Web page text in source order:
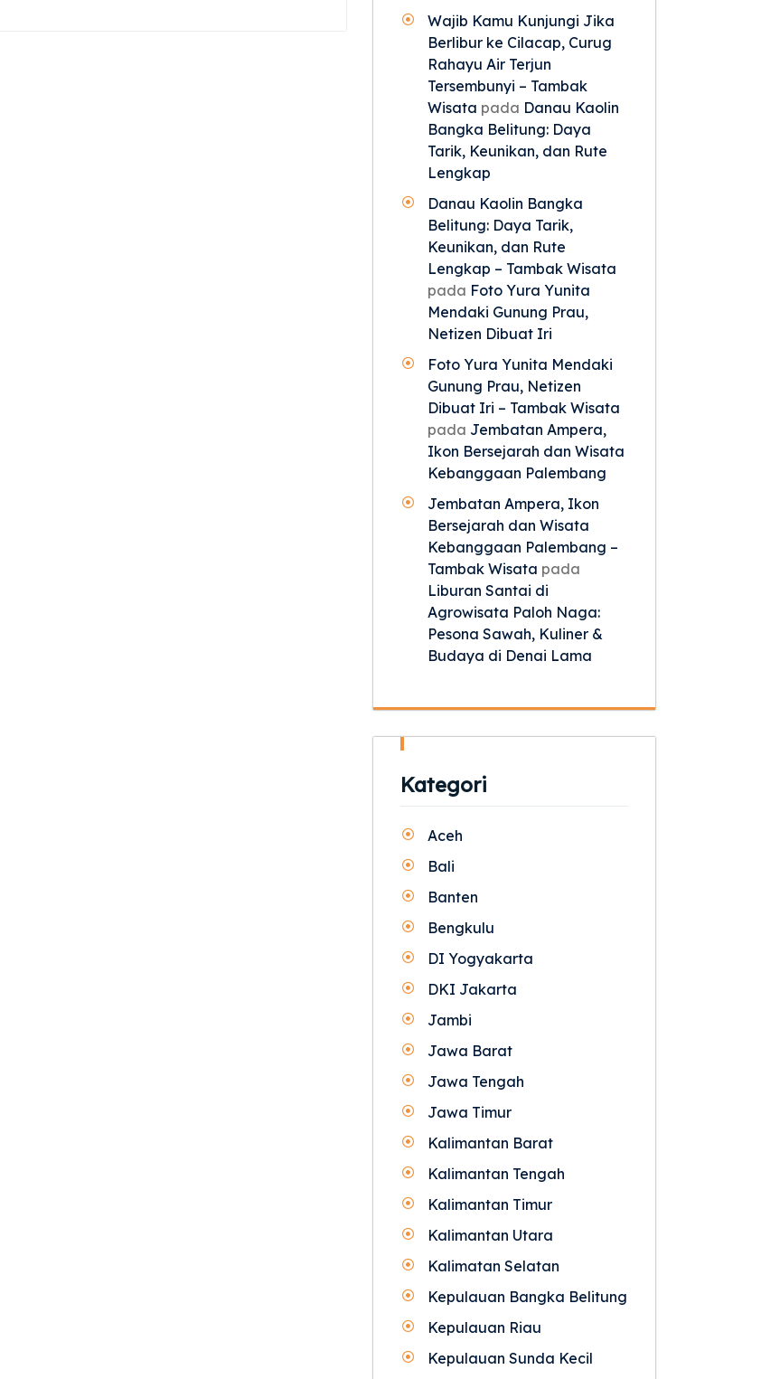
Wajib Kamu Kunjungi Jika
Berlibur ke Cilacap, Curug
Rahayu Air Terjun
Tersembunyi – Tambak
Wisata pada Danau Kaolin
Bangka Belitung: Daya
Tarik, Keunikan, dan Rute
Lengkap
Danau Kaolin Bangka
Belitung: Daya Tarik,
Keunikan, dan Rute
Lengkap – Tambak Wisata
pada Foto Yura Yunita
Mendaki Gunung Prau,
Netizen Dibuat Iri
Foto Yura Yunita Mendaki
Gunung Prau, Netizen
Dibuat Iri – Tambak Wisata
pada Jembatan Ampera,
Ikon Bersejarah dan Wisata
Kebanggaan Palembang
Jembatan Ampera, Ikon
Bersejarah dan Wisata
Kebanggaan Palembang –
Tambak Wisata pada
Liburan Santai di
Agrowisata Paloh Naga:
Pesona Sawah, Kuliner &
Budaya di Denai Lama
Kategori
Aceh
Bali
Banten
Bengkulu
DI Yogyakarta
DKI Jakarta
Jambi
Jawa Barat
Jawa Tengah
Jawa Timur
Kalimantan Barat
Kalimantan Tengah
Kalimantan Timur
Kalimantan Utara
Kalimatan Selatan
Kepulauan Bangka Belitung
Kepulauan Riau
Kepulauan Sunda Kecil